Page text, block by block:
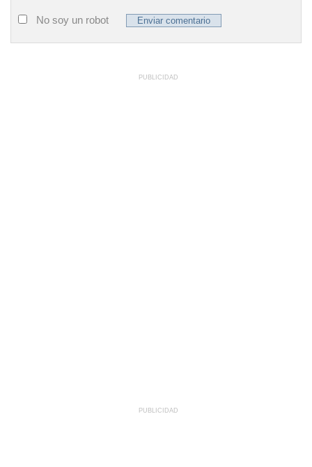
No soy un robot
PUBLICIDAD
PUBLICIDAD